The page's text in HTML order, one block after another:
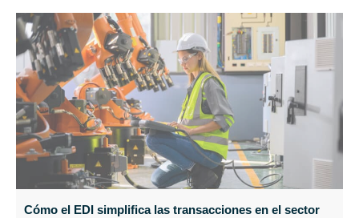
Cómo el EDI simplifica las transacciones en el sector